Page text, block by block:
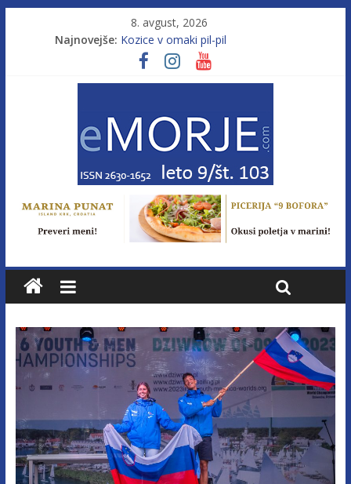
8. avgust, 2026
Najnovejše: Kozice v omaki pil-pil
Leto 9, št. 103; Licenca brez morja
Od morja do gorja 11